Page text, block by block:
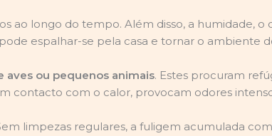
ao longo do tempo. Além disso, a humidade,
espalhar-se pela casa e tornar o ambiente
aves ou pequenos animais. Estes procuram
contacto com o calor, provocam odores
limpezas regulares, a fuligem acumulada